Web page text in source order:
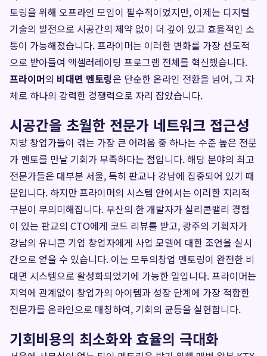
토링을 위해 오프라인 모임이 필수적이었지만, 이제는 디지털
기술의 발전으로 시공간의 제약 없이 더 깊이 있고 효율적인 소
통이 가능해졌습니다. 프라이머는 이러한 변화를 가장 선도적
으로 받아들여 액셀러레이팅 프로그램 전체를 혁신했습니다.
프라이머의 비대면 멘토링은 단순한 온라인 전환을 넘어, 그 자
체로 하나의 강력한 경쟁력으로 자리 잡았습니다.
시공간을 초월한 전문가 네트워크 접근성
지방 창업가들이 겪는 가장 큰 어려움 중 하나는 수준 높은 전문
가 멘토를 만날 기회가 부족하다는 점입니다. 해당 분야의 최고
전문가들은 대부분 서울, 특히 판교나 강남에 집중되어 있기 때
문입니다. 하지만 프라이머의 시스템 안에서는 이러한 지리적
구분이 무의미해집니다. 부산의 한 개발자가 실리콘밸리 경험
이 있는 판교의 CTO에게 코드 리뷰를 받고, 광주의 기획자가
강남의 유니콘 기업 창업자에게 사업 모델에 대한 조언을 실시
간으로 얻을 수 있습니다. 이는 모두의창업 멘토링이 완전한 비
대면 시스템으로 활성화되었기에 가능한 일입니다. 프라이머는
지역에 관계없이 창업가의 아이템과 성장 단계에 가장 적합한
전문가를 온라인으로 매칭하여, 기회의 균등을 실현합니다.
기회비용의 최소화와 효율의 극대화